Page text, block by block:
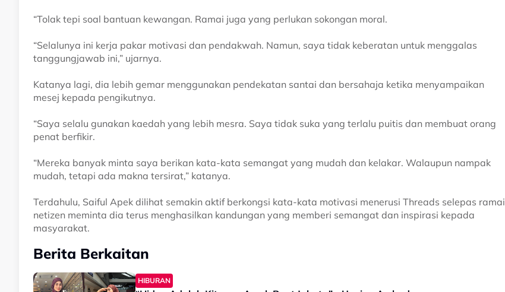
“Tolak tepi soal bantuan kewangan. Ramai juga yang perlukan sokongan moral.
“Selalunya ini kerja pakar motivasi dan pendakwah. Namun, saya tidak keberatan untuk menggalas
tanggungjawab ini,” ujarnya.
Katanya lagi, dia lebih gemar menggunakan pendekatan santai dan bersahaja ketika menyampaikan
mesej kepada pengikutnya.
“Saya selalu gunakan kaedah yang lebih mesra. Saya tidak suka yang terlalu puitis dan membuat orang
penat berfikir.
“Mereka banyak minta saya berikan kata-kata semangat yang mudah dan kelakar. Walaupun nampak
mudah, tetapi ada makna tersirat,” katanya.
Terdahulu, Saiful Apek dilihat semakin aktif berkongsi kata-kata motivasi menerusi Threads selepas ramai
netizen meminta dia terus menghasilkan kandungan yang memberi semangat dan inspirasi kepada
masyarakat.
Berita Berkaitan
HIBURAN